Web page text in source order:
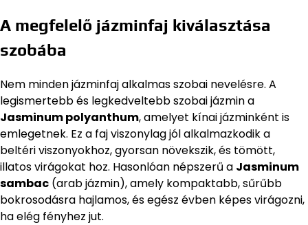
A megfelelő jázminfaj kiválasztása
szobába
Nem minden jázminfaj alkalmas szobai nevelésre. A
legismertebb és legkedveltebb szobai jázmin a
Jasminum polyanthum, amelyet kínai jázminként is
emlegetnek. Ez a faj viszonylag jól alkalmazkodik a
beltéri viszonyokhoz, gyorsan növekszik, és tömött,
illatos virágokat hoz. Hasonlóan népszerű a Jasminum
sambac (arab jázmin), amely kompaktabb, sűrűbb
bokrosodásra hajlamos, és egész évben képes virágozni,
ha elég fényhez jut.